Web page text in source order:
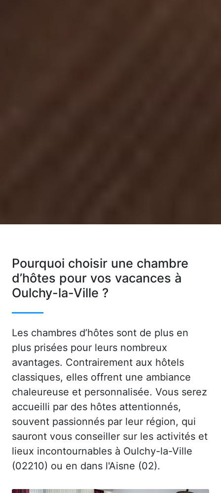
Pourquoi choisir une chambre
d’hôtes pour vos vacances à
Oulchy-la-Ville ?
Les chambres d’hôtes sont de plus en
plus prisées pour leurs nombreux
avantages. Contrairement aux hôtels
classiques, elles offrent une ambiance
chaleureuse et personnalisée. Vous serez
accueilli par des hôtes attentionnés,
souvent passionnés par leur région, qui
sauront vous conseiller sur les activités et
lieux incontournables à Oulchy-la-Ville
(02210) ou en dans l'Aisne (02).